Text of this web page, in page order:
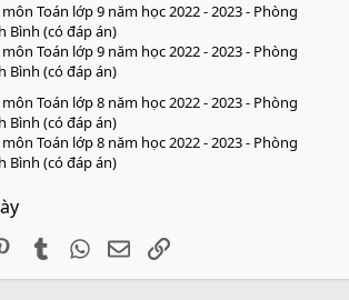
Toán lớp 9 năm học 2022 - 2023 - Phòng
Bình (có đáp án)
Toán lớp 9 năm học 2022 - 2023 - Phòng
Bình (có đáp án)
Toán lớp 8 năm học 2022 - 2023 - Phòng
Bình (có đáp án)
Toán lớp 8 năm học 2022 - 2023 - Phòng
Bình (có đáp án)
PinterestTumblr WhatsApp
EmailLink